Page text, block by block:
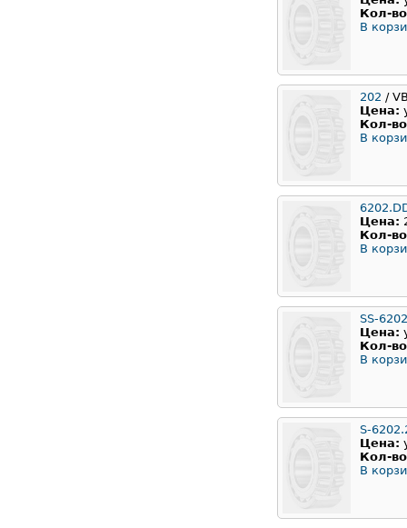
Кол-
В
202 /
Цена:
Кол-
В
Цена:
Кол-
В
SS-
Цена:
Кол-
В
S-
Цена:
Кол-
В